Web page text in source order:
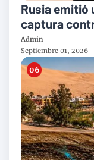
Rusia emitió
captura
Telegram
Admin
Septiembre 01, 2026